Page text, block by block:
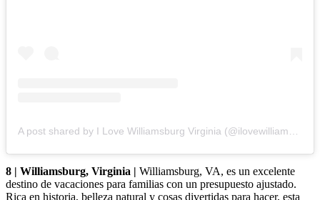
8 | Williamsburg, Virginia | Williamsburg, VA, es un excelente
destino de vacaciones para familias con un presupuesto ajustado.
Rica en historia, belleza natural y cosas divertidas para hacer, esta